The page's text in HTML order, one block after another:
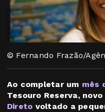
© Fernando Frazão/
Ao completar um mês
Tesouro Reserva,
Direto voltado a